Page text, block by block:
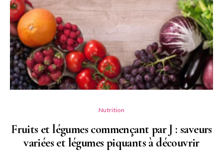
Nutrition
Fruits et légumes commençant par J : saveurs
variées et légumes piquants à découvrir